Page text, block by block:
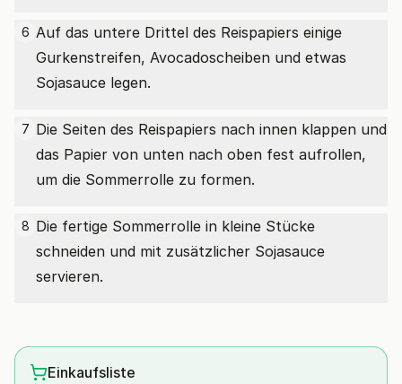
6 Auf das untere Drittel des Reispapiers einige
Gurkenstreifen, Avocadoscheiben und etwas
Sojasauce legen.
7 Die Seiten des Reispapiers nach innen klappen und
das Papier von unten nach oben fest aufrollen,
um die Sommerrolle zu formen.
8 Die fertige Sommerrolle in kleine Stücke
schneiden und mit zusätzlicher Sojasauce
servieren.
Einkaufsliste